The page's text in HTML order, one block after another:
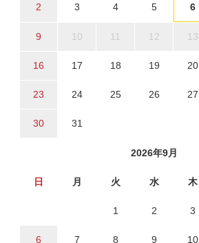
2 3 4 5 6
9 10 11 12 13
16 17 18 19 20
23 24 25 26 27
30 31
2026年9月
日 月 火 水 木
1 2 3
6 7 8 9 10